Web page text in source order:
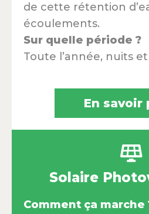
de cette rétention
écoulements.
Sur quelle période ?
Toute l’année, nuits
En savoir
Solaire
Comment ça marche